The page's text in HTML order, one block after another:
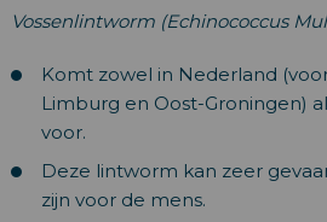
Vossenlintworm (Echinococcus
Komt zowel in Nederland
Limburg en Oost-Groningen)
voor.
Deze lintworm kan zeer
zijn voor de mens.